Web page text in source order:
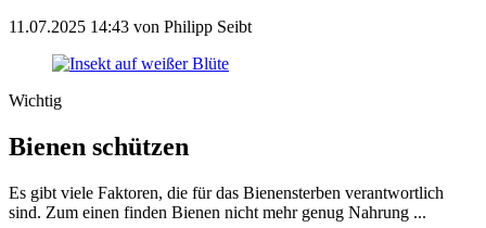
11.07.2025 14:43 von Philipp Seibt
Wichtig
Bienen schützen
Es gibt viele Faktoren, die für das Bienensterben verantwortlich
sind. Zum einen finden Bienen nicht mehr genug Nahrung ...